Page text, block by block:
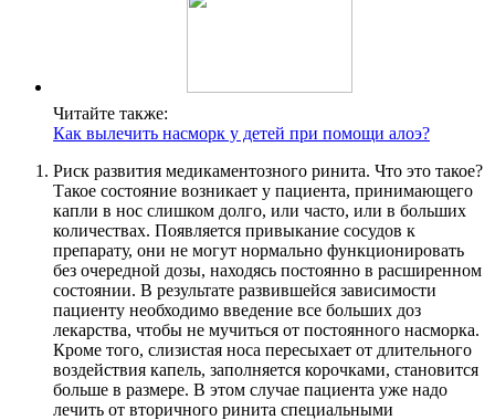
Читайте также:
Как вылечить насморк у детей при помощи алоэ?
Риск развития медикаментозного ринита. Что это такое?
Такое состояние возникает у пациента, принимающего
капли в нос слишком долго, или часто, или в больших
количествах. Появляется привыкание сосудов к
препарату, они не могут нормально функционировать
без очередной дозы, находясь постоянно в расширенном
состоянии. В результате развившейся зависимости
пациенту необходимо введение все больших доз
лекарства, чтобы не мучиться от постоянного насморка.
Кроме того, слизистая носа пересыхает от длительного
воздействия капель, заполняется корочками, становится
больше в размере. В этом случае пациента уже надо
лечить от вторичного ринита специальными